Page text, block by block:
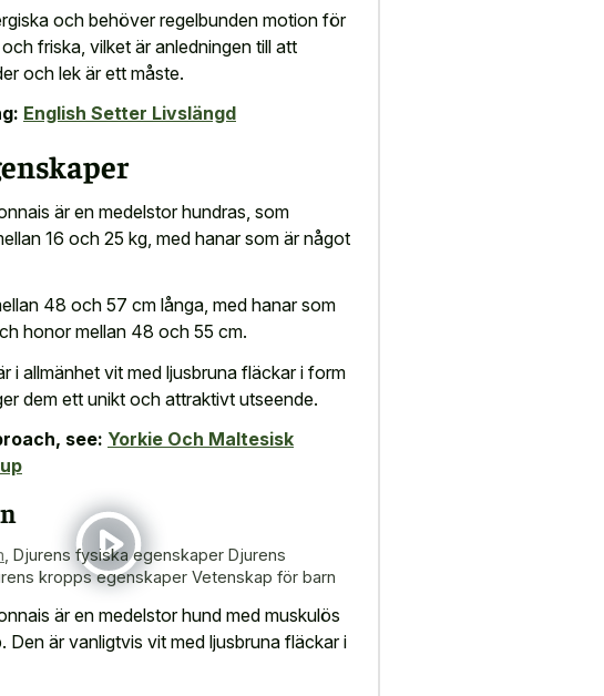
och behöver regelbunden motion för
friska, vilket är anledningen till att
och lek är ett måste.
English Setter Livslängd
är en medelstor hundras, som
16 och 25 kg, med hanar som är något
48 och 57 cm långa, med hanar som
honor mellan 48 och 55 cm.
i allmänhet vit med ljusbruna fläckar i form
dem ett unikt och attraktivt utseende.
see: Yorkie Och Maltesisk
Djurens fysiska egenskaper Djurens
kropps egenskaper Vetenskap för barn
är en medelstor hund med muskulös
Den är vanligtvis vit med ljusbruna fläckar i